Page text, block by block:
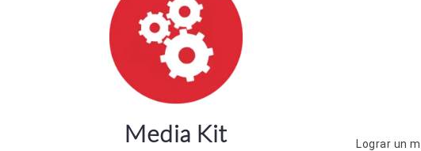
Media Kit
Lograr un